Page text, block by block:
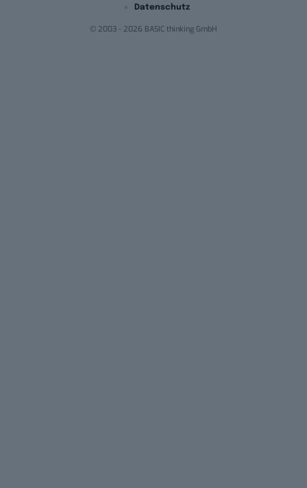
© 2003 - 2026 BASIC thinking GmbH
Datenschutz